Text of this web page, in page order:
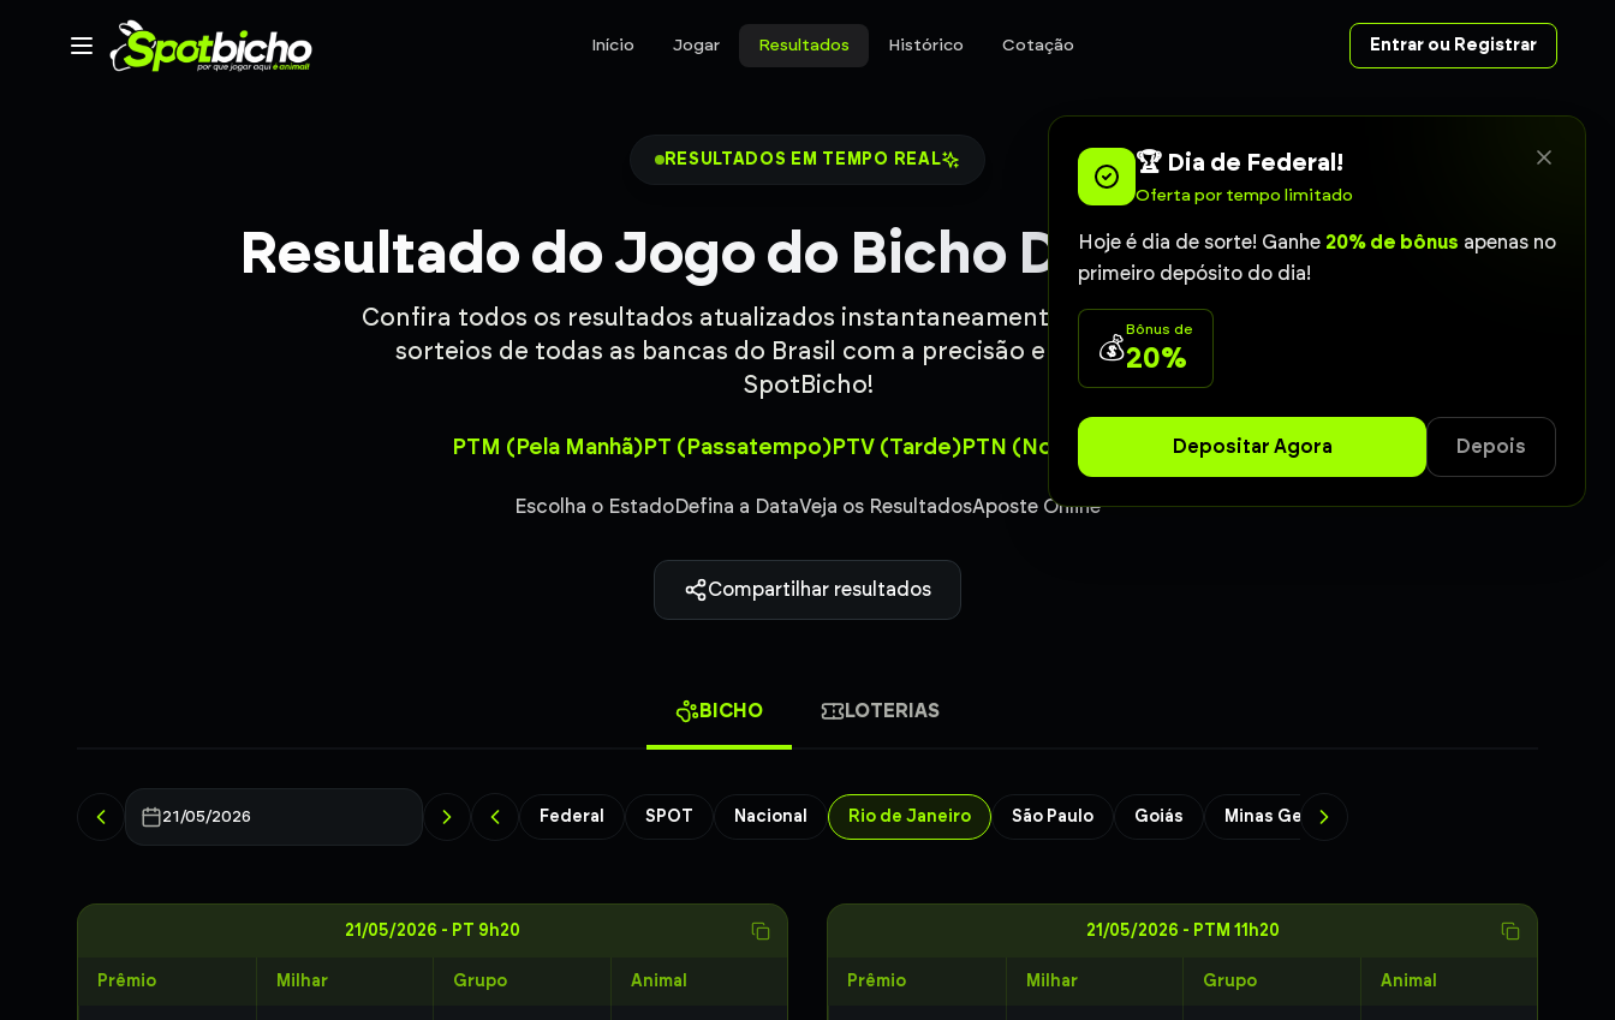
🏆 Dia de Federal!
Oferta por tempo limitado
Hoje é dia de sorte! Ganhe 20% de bônus apenas no
primeiro depósito do dia!
💰
Bônus de
20%
Depositar Agora Depois
Início Jogar Resultados Histórico Cotação Entrar ou Registrar
RESULTADOS EM TEMPO REAL
Resultado do Jogo do Bicho Deu no Poste
Confira todos os resultados atualizados instantaneamente. Acompanhe os
sorteios de todas as bancas do Brasil com a precisão e confiabilidade
SpotBicho!
PTM (Pela Manhã)PT (Passatempo)PTV (Tarde)PTN (Noite)
Escolha o EstadoDefina a DataVeja os ResultadosAposte Online
Compartilhar resultados
BICHO LOTERIAS
21/05/2026 Federal SPOT Nacional Rio de Janeiro São Paulo Goiás Minas Gerais
21/05/2026 - PT 9h20
Prêmio Milhar Grupo Animal
21/05/2026 - PTM 11h20
Prêmio Milhar Grupo Animal